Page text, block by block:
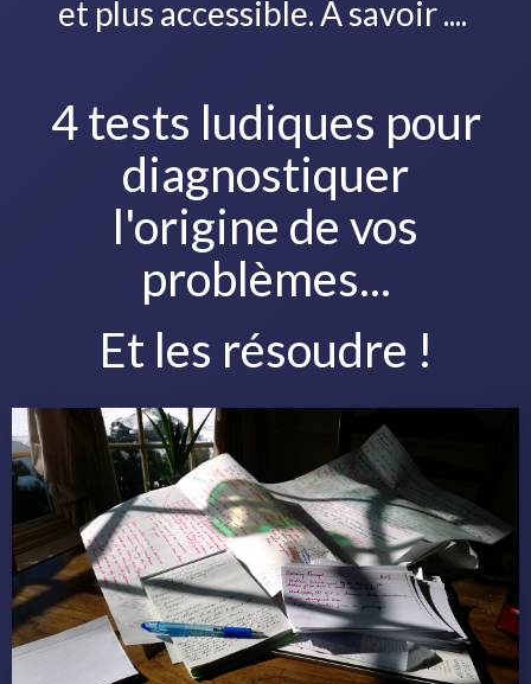
et plus accessible. A savoir ....
4 tests ludiques pour
diagnostiquer
l'origine de vos
problèmes...
Et les résoudre !